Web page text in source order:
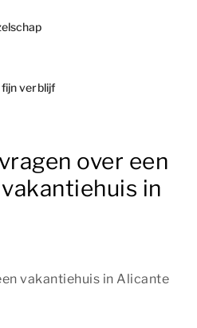
verblijf
over een
in
vakantiehuis in Alicante